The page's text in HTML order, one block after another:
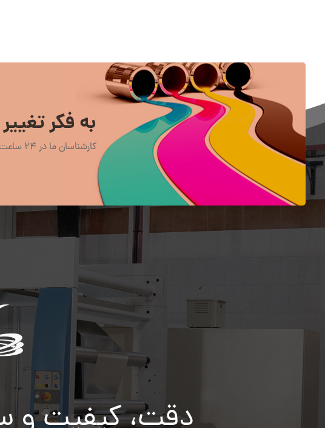
به فکر
کارشناسان ما در 24 ساعت روز و 7 روز هفته آماده راهنمایی شما هستند.